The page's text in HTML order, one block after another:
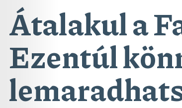
Átalakul a
Ezentúl